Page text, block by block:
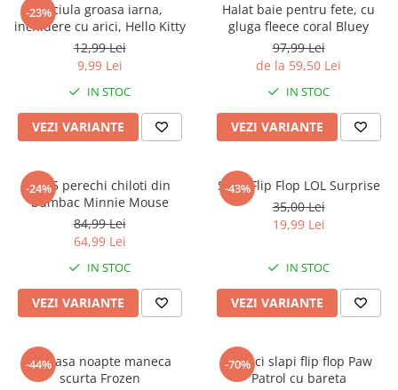
-23%Caciula groasa iarna,
inchidere cu arici, Hello Kitty
12,99 Lei
9,99 Lei
IN STOC
VEZI VARIANTE
Halat baie pentru fete, cu
gluga fleece coral Bluey
97,99 Lei
de la 59,50 Lei
IN STOC
VEZI VARIANTE
-24%
Set 5 perechi chiloti din
bumbac Minnie Mouse
84,99 Lei
64,99 Lei
IN STOC
VEZI VARIANTE
-43%
Slapi Flip Flop LOL Surprise
35,00 Lei
19,99 Lei
IN STOC
VEZI VARIANTE
-44%
Camasa noapte maneca
scurta Frozen
-70%
Papuci slapi flip flop Paw
Patrol cu bareta